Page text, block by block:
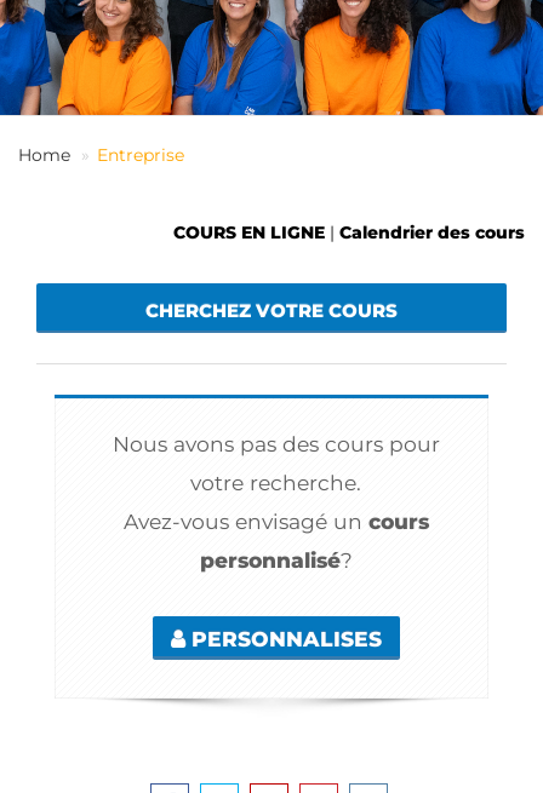
LOGIN
FR
Home Entreprise
COURS EN LIGNE | Calendrier des cours
CHERCHEZ VOTRE COURS
Nous avons pas des cours pour
votre recherche.
Avez-vous envisagé un cours
personnalisé?
PERSONNALISES